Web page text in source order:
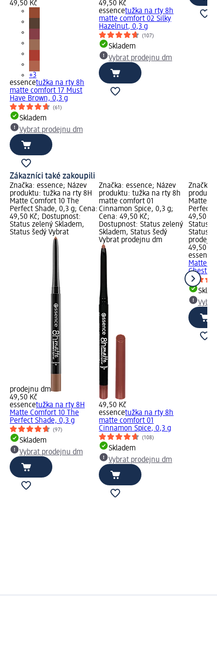
49,50 Kč
+3
essencetužka na rty 8h
matte comfort 17 Must
Have Brown, 0,3 g
(61)
Skladem
Vybrat prodejnu dm
49,50 Kč
essencetužka na rty 8h
matte comfort 02 Silky
Hazelnut, 0,3 g
(107)
Skladem
Vybrat prodejnu dm
Zákazníci také zakoupili
Značka: essence; Název
produktu: tužka na rty 8H
Matte Comfort 10 The
Perfect Shade, 0,3 g; Cena:
49,50 Kč; Dostupnost:
Status zelený Skladem,
Status šedý Vybrat
prodejnu dm
49,50 Kč
essencetužka na rty 8H
Matte Comfort 10 The
Perfect Shade, 0,3 g
(97)
Skladem
Vybrat prodejnu dm
Značka: essence; Název
produktu: tužka na rty 8h
matte comfort 01
Cinnamon Spice, 0,3 g;
Cena: 49,50 Kč;
Dostupnost: Status zelený
Skladem, Status šedý
Vybrat prodejnu dm
49,50 Kč
essencetužka na rty 8h
matte comfort 01
Cinnamon Spice, 0,3 g
(108)
Skladem
Vybrat prodejnu dm
Značka:
Matte
49,50
Status
Status
49,50 Kč
essence
Matte